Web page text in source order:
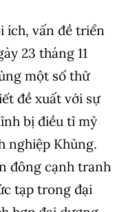
ích, vấn đề triển
23 tháng 11
một số thử
đề xuất với sự
bị điều tỉ mỷ
nghiệp Khủng.
đông cạnh tranh
tạp trong đại